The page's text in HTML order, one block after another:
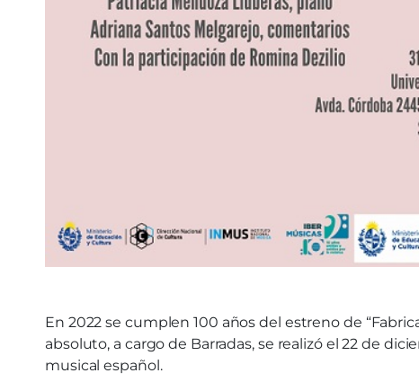
En 2022 se cumplen 100 años del estreno de
absoluto, a cargo de Barradas, se realizó el 22 de
musical español.